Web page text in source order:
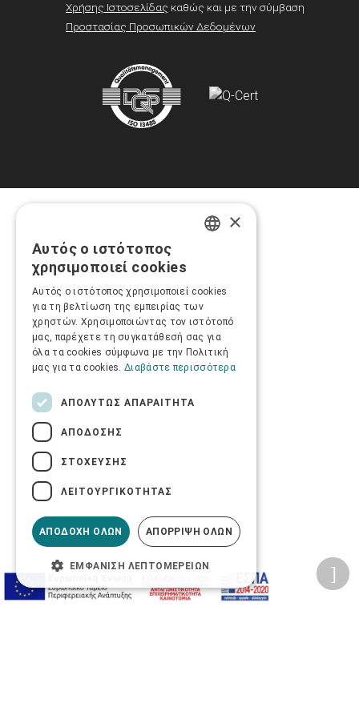
Χρήσης Ιστοσελίδας καθώς και με την σύμβαση
Προστασίας Προσωπικών Δεδομένων
×
Αυτός ο ιστότοπος
χρησιμοποιεί cookies
Αυτός ο ιστότοπος χρησιμοποιεί cookies
για τη βελτίωση της εμπειρίας των
χρηστών. Χρησιμοποιώντας τον ιστότοπό
μας, παρέχετε τη συγκατάθεσή σας για
όλα τα cookies σύμφωνα με την Πολιτική
μας για τα cookies. Διαβάστε περισσότερα
ΑΠΟΛΎΤΩΣ ΑΠΑΡΑΊΤΗΤΑ
ΑΠΌΔΟΣΗΣ
ΣΤΌΧΕΥΣΗΣ
ΛΕΙΤΟΥΡΓΙΚΌΤΗΤΑΣ
ΑΠΟΔΟΧΉ ΌΛΩΝ ΑΠΌΡΡΙΨΗ ΌΛΩΝ
ΕΜΦΆΝΙΣΗ ΛΕΠΤΟΜΕΡΕΙΏΝ